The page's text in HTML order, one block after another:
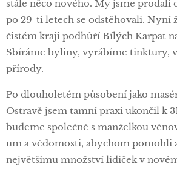
stále něco nového. My jsme prodali
po 29-ti letech se odstěhovali. Nyní
čistém kraji podhůří Bílých Karpat
Sbíráme byliny, vyrábíme tinktury,
přírody.
Po dlouholetém působení jako
Ostravě jsem tamní praxi ukončil k
budeme společně s manželkou
um a vědomosti, abychom pomohli
největšímu množství lidiček v